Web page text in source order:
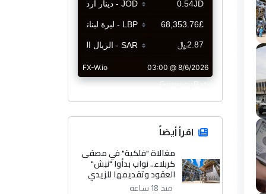
CurrencyRate
اقرأ أيضاً
مغالاة "فلكية" في مصفى
كربلاء.. نواب بدأوا "نبش"
العقود وتقديمها للزيدي
منذ 18 ساعة